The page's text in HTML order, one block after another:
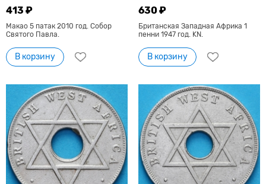
413 ₽
Макао 5 патак 2010 год. Собор
Святого Павла.
В корзину
630 ₽
Британская Западная Африка 1
пенни 1947 год. KN.
В корзину